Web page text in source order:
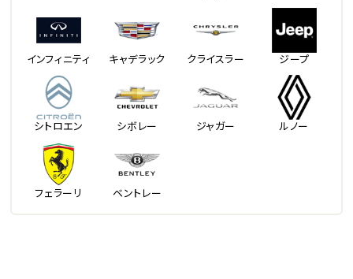
インフィニティ キャデラック クライスラー ジープ
シトロエン シボレー ジャガー ルノー
フェラーリ ベントレー